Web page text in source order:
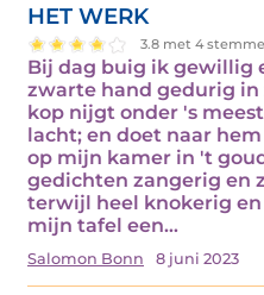
HET WERK
3.8 met 4
Bij dag buig ik gewillig
zwarte hand gedurig
kop nijgt onder 's
lacht; en doet naar
op mijn kamer in 't
gedichten zangerig en
terwijl heel knokerig
mijn tafel een…
Salomon Bonn 8 juni 2023